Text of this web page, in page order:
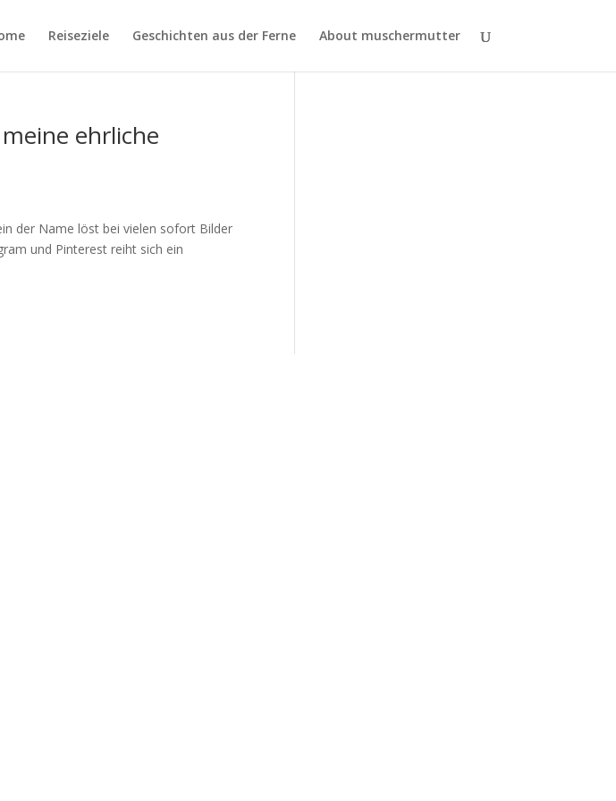
Reiseziele Geschichten aus der Ferne About muschermutter
ehrliche
der Name löst bei vielen sofort Bilder
und Pinterest reiht sich ein